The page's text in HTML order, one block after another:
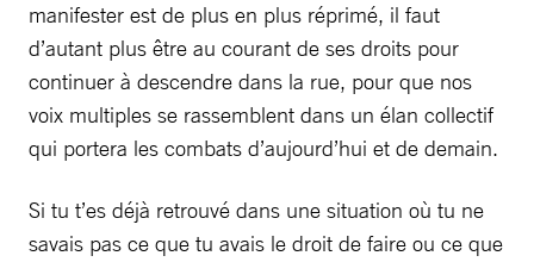
manifester est de plus en plus réprimé, il faut
d’autant plus être au courant de ses droits pour
continuer à descendre dans la rue, pour que nos
voix multiples se rassemblent dans un élan collectif
qui portera les combats d’aujourd’hui et de demain.
Si tu t’es déjà retrouvé dans une situation où tu ne
savais pas ce que tu avais le droit de faire ou ce que